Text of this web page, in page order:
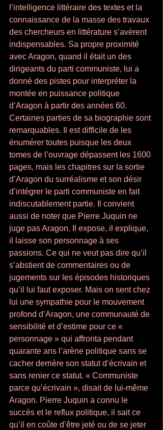
l’intelligence littéraire des textes et la
connaissance de la masse des travaux
des chercheurs en littérature s’avèrent
indispensables. Sa propre proximité
avec Aragon, quand il était un des
dirigeants du parti communiste, lui a
donné des pistes pour interpréter la
montée en puissance politique
d’Aragon à partir des années 60.
Certaines parties de sa biographie sont
remarquables. Il est difficile de les
énumérer toutes puisque les deux
tomes de l’ouvrage dépassent les 1600
pages, mais les chapitres sur la sortie
d’Aragon du surréalisme et son désir
d’intégrer le parti communiste en fait
indiscutablement partie. Il convient
aussi de noter que Pierre Juquin ne
juge pas Aragon. Il expose, il explique,
il laisse son personnage à ses
passions. Ce qui ne veut pas dire qu’il
s’abstient de commentaires ou de
jugements sur les épisodes historiques
qu’il lui faut exposer. Mais on sent chez
lui une sympathie pour le mouvement
profond d’Aragon, une communauté de
sensibilité et d’estime pour ce «
personnage » qui affronta pendant
quarante ans l’arène politique sans se
cacher derrière son statut d’écrivain et
sans renier ce statut. « Communiste
parce qu’écrivain », disait de lui-même
Aragon. Pierre Juquin a connu le
succès et le reflux politique, il sait ce
qu’il en coûte d’être jeté ou de se jeter